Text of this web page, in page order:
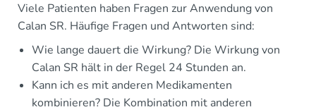
Viele Patienten haben Fragen zur Anwendung von
Calan SR. Häufige Fragen und Antworten sind:
Wie lange dauert die Wirkung? Die Wirkung von
Calan SR hält in der Regel 24 Stunden an.
Kann ich es mit anderen Medikamenten
kombinieren? Die Kombination mit anderen